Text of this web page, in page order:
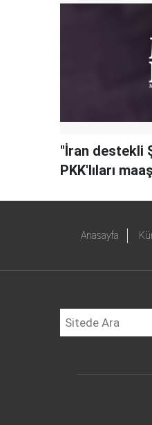
"İran destekli
PKK'lıları
Anasayfa